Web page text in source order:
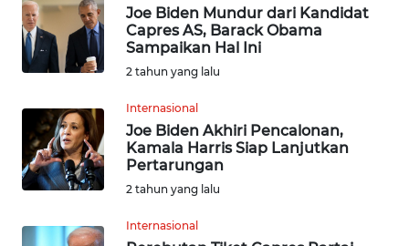
Joe Biden Mundur dari Kandidat
Capres AS, Barack Obama
Sampaikan Hal Ini
2 tahun yang lalu
Internasional
Joe Biden Akhiri Pencalonan,
Kamala Harris Siap Lanjutkan
Pertarungan
2 tahun yang lalu
Internasional
WN
KEPRI
PAPUA
WN
PAPUA